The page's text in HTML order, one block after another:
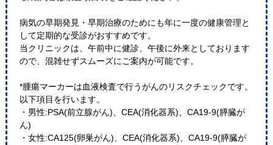
病気の早期発見・早期治療のためにも年に一度の健康管理と
して定期的な受診がおすすめです。
当クリニックは、午前中に健診、午後に外来としております
ので、混雑せずスムーズにご案内が可能です。
*腫瘍マーカーは血液検査で行うがんのリスクチェックです。
以下項目を行います。
・男性:PSA(前立腺がん)、CEA(消化器系)、CA19-9(膵臓が
ん)
・女性:CA125(卵巣がん)、CEA(消化器系)、CA19-9(膵臓が